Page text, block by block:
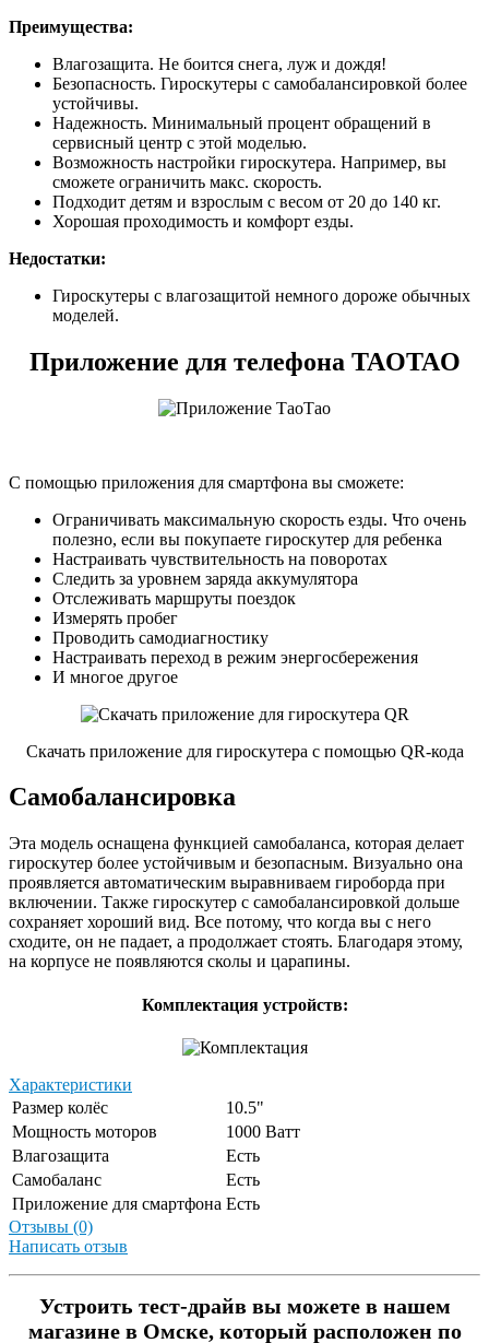
Преимущества:
Влагозащита. Не боится снега, луж и дождя!
Безопасность. Гироскутеры с самобалансировкой более
устойчивы.
Надежность. Минимальный процент обращений в
сервисный центр с этой моделью.
Возможность настройки гироскутера. Например, вы
сможете ограничить макс. скорость.
Подходит детям и взрослым с весом от 20 до 140 кг.
Хорошая проходимость и комфорт езды.
Недостатки:
Гироскутеры с влагозащитой немного дороже обычных
моделей.
Приложение для телефона TAOTAO
С помощью приложения для смартфона вы сможете:
Ограничивать максимальную скорость езды. Что очень
полезно, если вы покупаете гироскутер для ребенка
Настраивать чувствительность на поворотах
Следить за уровнем заряда аккумулятора
Отслеживать маршруты поездок
Измерять пробег
Проводить самодиагностику
Настраивать переход в режим энергосбережения
И многое другое
Скачать приложение для гироскутера с помощью QR-кода
Самобалансировка
Эта модель оснащена функцией самобаланса, которая делает
гироскутер более устойчивым и безопасным. Визуально она
проявляется автоматическим выравниваем гироборда при
включении. Также гироскутер с самобалансировкой дольше
сохраняет хороший вид. Все потому, что когда вы с него
сходите, он не падает, а продолжает стоять. Благодаря этому,
на корпусе не появляются сколы и царапины.
Комплектация устройств:
Характеристики
Размер колёс
10.5"
Мощность моторов
1000 Ватт
Влагозащита
Есть
Самобаланс
Есть
Приложение для смартфона Есть
Отзывы (0)
Написать отзыв
Устроить тест-драйв вы можете в нашем
магазине в Омске, который расположен по